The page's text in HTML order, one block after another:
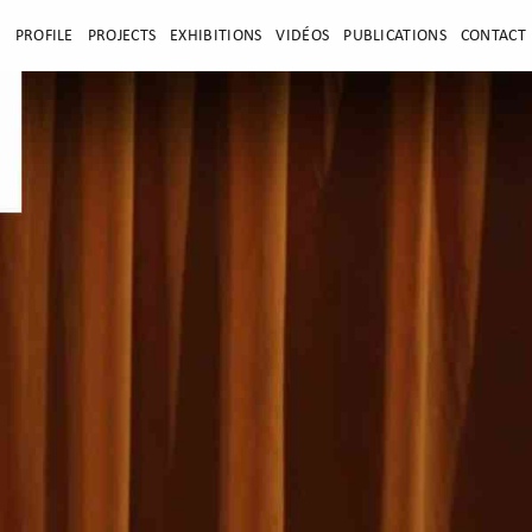
PROFILE PROJECTS EXHIBITIONS VIDÉOS PUBLICATIONS CONTACT